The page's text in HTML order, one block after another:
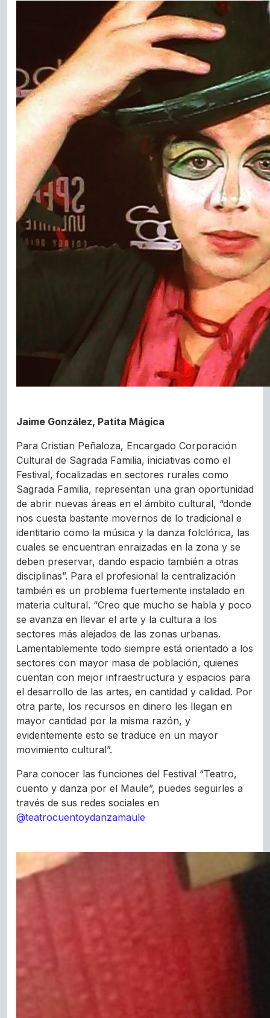
Jaime González, Patita Mágica
Para Cristian Peñaloza, Encargado Corporación
Cultural de Sagrada Familia, iniciativas como el
Festival, focalizadas en sectores rurales como
Sagrada Familia, representan una gran oportunidad
de abrir nuevas áreas en el ámbito cultural, “donde
nos cuesta bastante movernos de lo tradicional e
identitario como la música y la danza folclórica, las
cuales se encuentran enraizadas en la zona y se
deben preservar, dando espacio también a otras
disciplinas”. Para el profesional la centralización
también es un problema fuertemente instalado en
materia cultural. “Creo que mucho se habla y poco
se avanza en llevar el arte y la cultura a los
sectores más alejados de las zonas urbanas.
Lamentablemente todo siempre está orientado a los
sectores con mayor masa de población, quienes
cuentan con mejor infraestructura y espacios para
el desarrollo de las artes, en cantidad y calidad. Por
otra parte, los recursos en dinero les llegan en
mayor cantidad por la misma razón, y
evidentemente esto se traduce en un mayor
movimiento cultural”.
Para conocer las funciones del Festival “Teatro,
cuento y danza por el Maule”, puedes seguirles a
través de sus redes sociales en
@teatrocuentoydanzamaule